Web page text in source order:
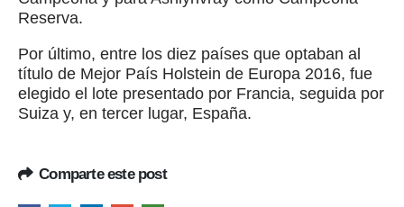
Reserva.
Por último, entre los diez países que optaban al
título de Mejor País Holstein de Europa 2016, fue
elegido el lote presentado por Francia, seguida por
Suiza y, en tercer lugar, España.
Comparte este post